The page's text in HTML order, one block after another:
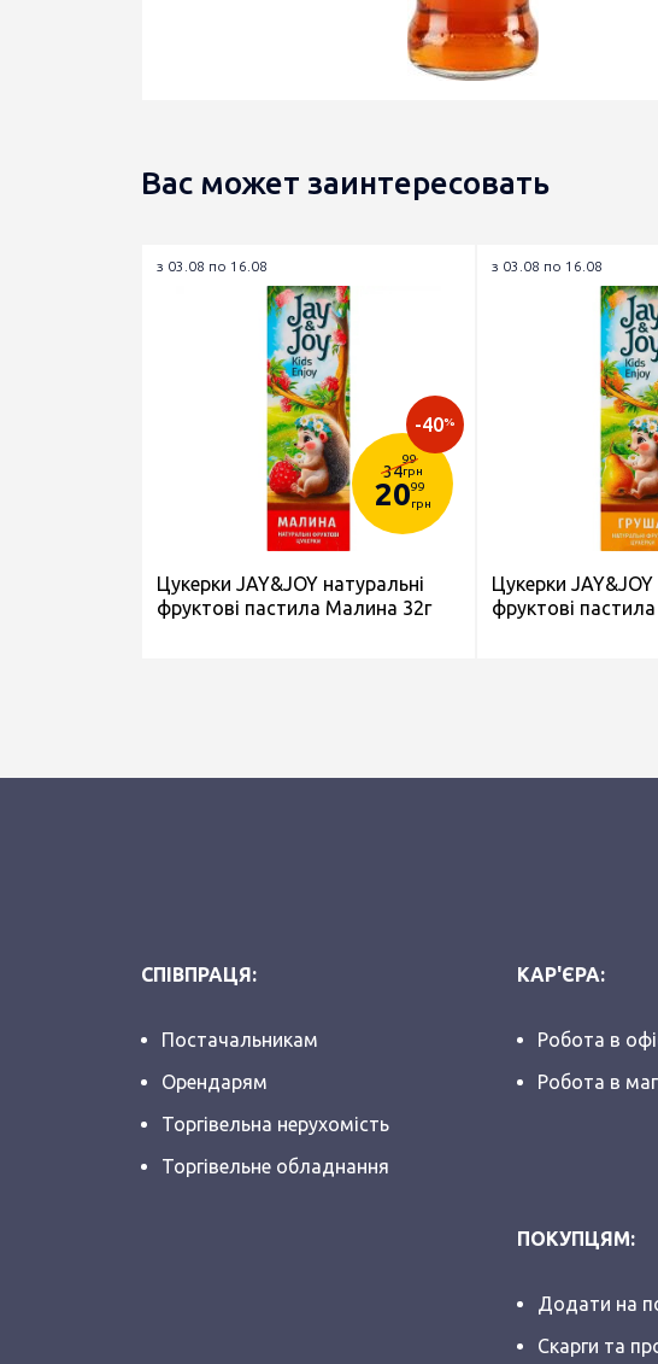
Вас может заинтересовать
з 03.08 по 16.08
34
99
грн
2099
грн
-40%
Цукерки JAY&JOY натуральні
фруктові пастила Малина 32г
з 03.08 по 16.08
Цукерки JAY&JOY
фруктові
СПІВПРАЦЯ:
Постачальникам
Орендарям
Торгівельна нерухомість
Торгівельне обладнання
КАР'ЄРА:
Робота в
Робота в
ПОКУПЦЯМ:
Додати на
Скарги та